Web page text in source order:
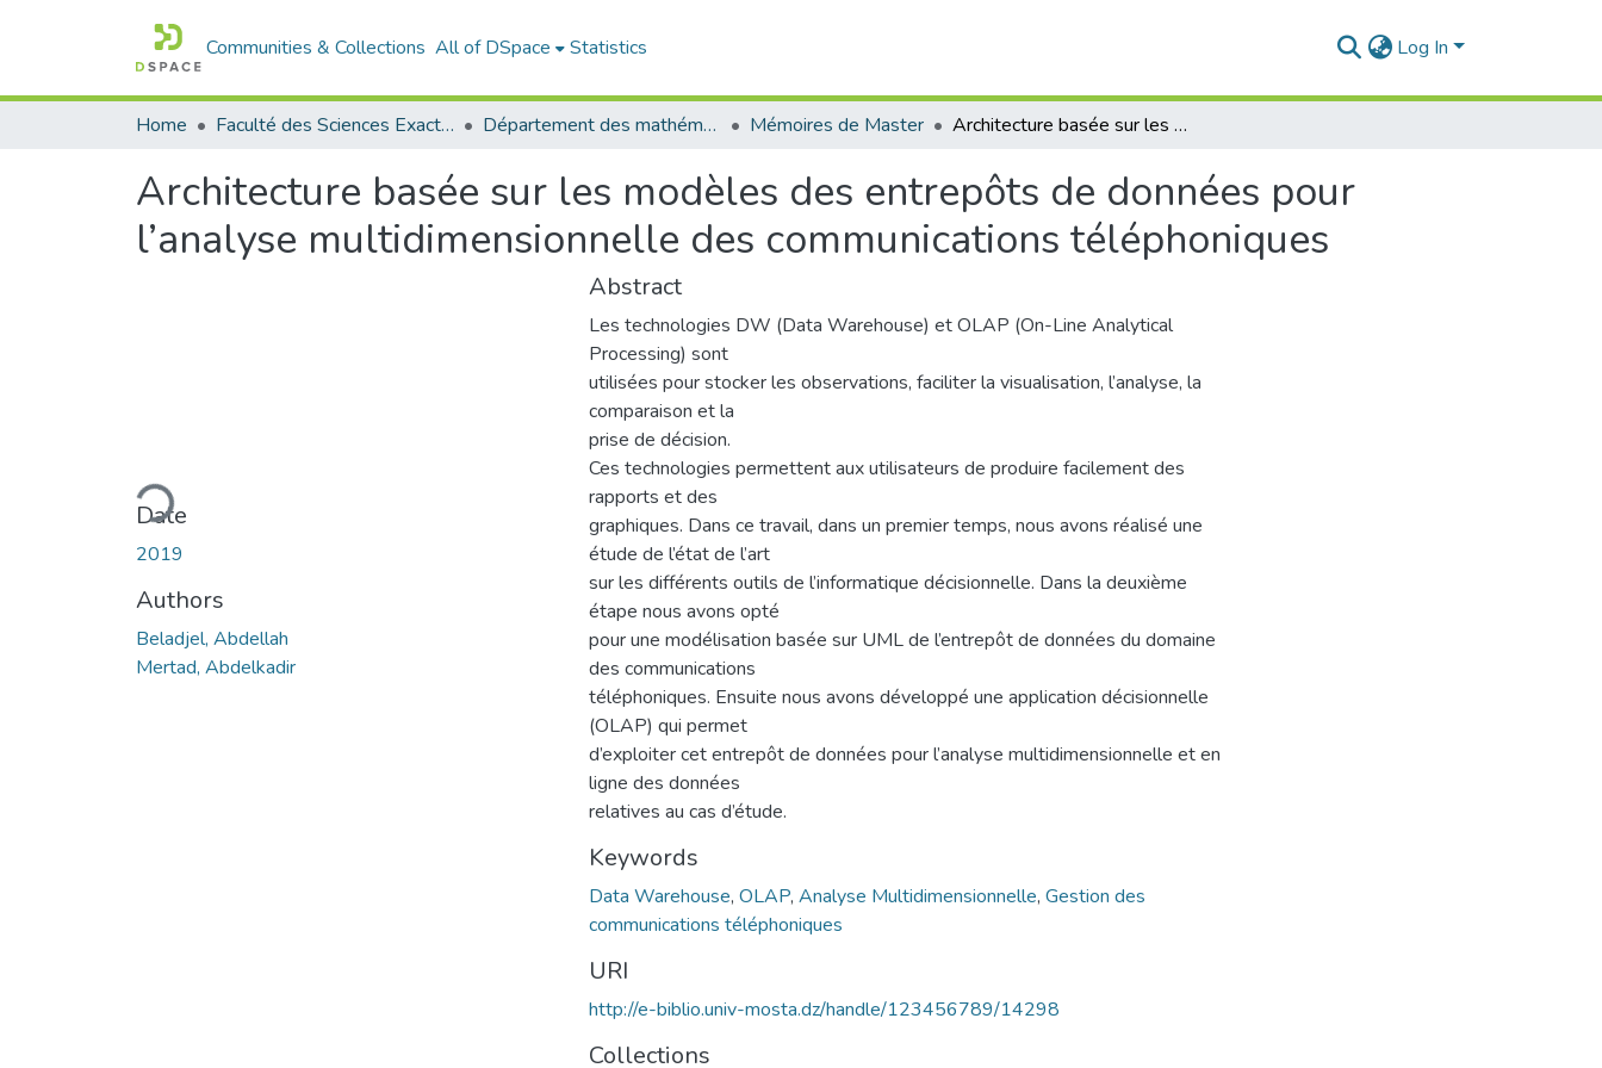
Communities & Collections All of DSpace Statistics Log In
Home Faculté des Sciences Exactes et de l'Informatique Département des mathématiques et informatique Mémoires de Master Architecture basée sur les modèles des entrepôts de données pour l’analyse multidimensionnelle des communications téléphoniques
Architecture basée sur les modèles des entrepôts de données pour
l’analyse multidimensionnelle des communications téléphoniques
Loading...
Date
2019
Authors
Beladjel, Abdellah
Mertad, Abdelkadir
Abstract
Les technologies DW (Data Warehouse) et OLAP (On-Line Analytical
Processing) sont
utilisées pour stocker les observations, faciliter la visualisation, l’analyse, la
comparaison et la
prise de décision.
Ces technologies permettent aux utilisateurs de produire facilement des
rapports et des
graphiques. Dans ce travail, dans un premier temps, nous avons réalisé une
étude de l’état de l’art
sur les différents outils de l’informatique décisionnelle. Dans la deuxième
étape nous avons opté
pour une modélisation basée sur UML de l’entrepôt de données du domaine
des communications
téléphoniques. Ensuite nous avons développé une application décisionnelle
(OLAP) qui permet
d’exploiter cet entrepôt de données pour l’analyse multidimensionnelle et en
ligne des données
relatives au cas d’étude.
Keywords
Data Warehouse, OLAP, Analyse Multidimensionnelle, Gestion des
communications téléphoniques
URI
http://e-biblio.univ-mosta.dz/handle/123456789/14298
Collections